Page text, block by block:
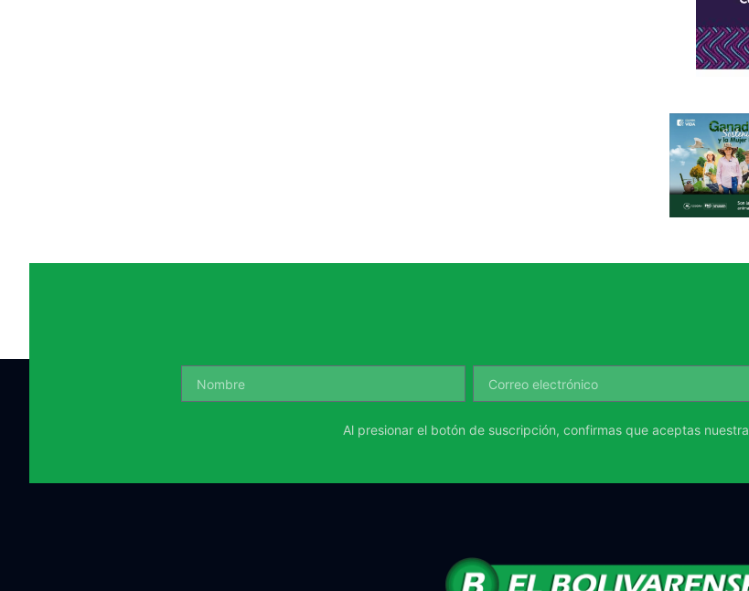
Al presionar el botón de suscripción, confirmas que aceptas nuestra